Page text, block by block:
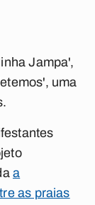
Jampa',
uma
a
as praias